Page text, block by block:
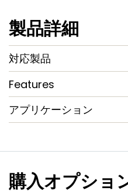
製品詳細
対応製品
Features
アプリケーション
購入オプショ